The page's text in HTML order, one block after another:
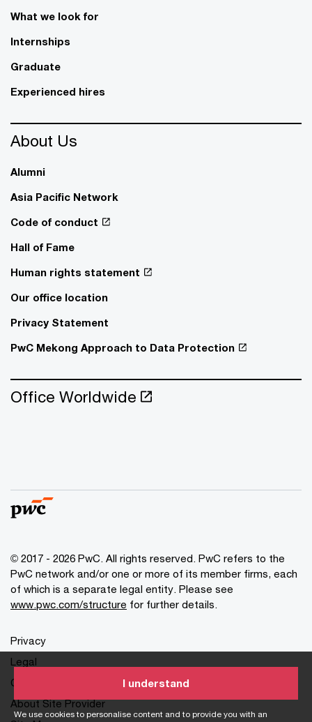
We use cookies to personalise content and to provide you with an
I understand
What we look for
Internships
Graduate
Experienced hires
About Us
Alumni
Asia Pacific Network
Code of conduct
Hall of Fame
Human rights statement
Our office location
Privacy Statement
PwC Mekong Approach to Data Protection
Office Worldwide
© 2017 - 2026 PwC. All rights reserved. PwC refers to the
PwC network and/or one or more of its member firms, each
of which is a separate legal entity. Please see
www.pwc.com/structure for further details.
Privacy
Legal
Cookies info
About Site Provider